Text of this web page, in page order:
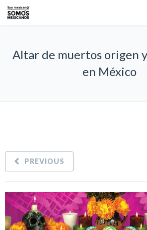
Altar de muertos origen
en México
PREVIOUS